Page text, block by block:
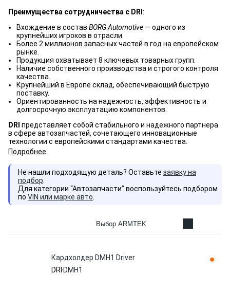
Преимущества сотрудничества с DRI :
Вхождение в состав BORG Automotive — одного из
крупнейших игроков в отрасли.
Более 2 миллионов запасных частей в год на европейском
рынке.
Продукция охватывает 8 ключевых товарных групп.
Наличие собственного производства и строгого контроля
качества.
Крупнейший в Европе склад, обеспечивающий быструю
поставку.
Ориентированность на надежность, эффективность и
долгосрочную эксплуатацию компонентов.
DRI представляет собой стабильного и надежного партнера
в сфере автозапчастей, сочетающего инновационные
технологии с европейскими стандартами качества.
Подробнее
Не нашли подходящую деталь? Оставьте заявку на
подбор
Для категории “Автозапчасти” воспользуйтесь подбором
по VIN или марке авто
Выбор ARMTEK
Кардхолдер DMH1 Driver
DRI DMH1